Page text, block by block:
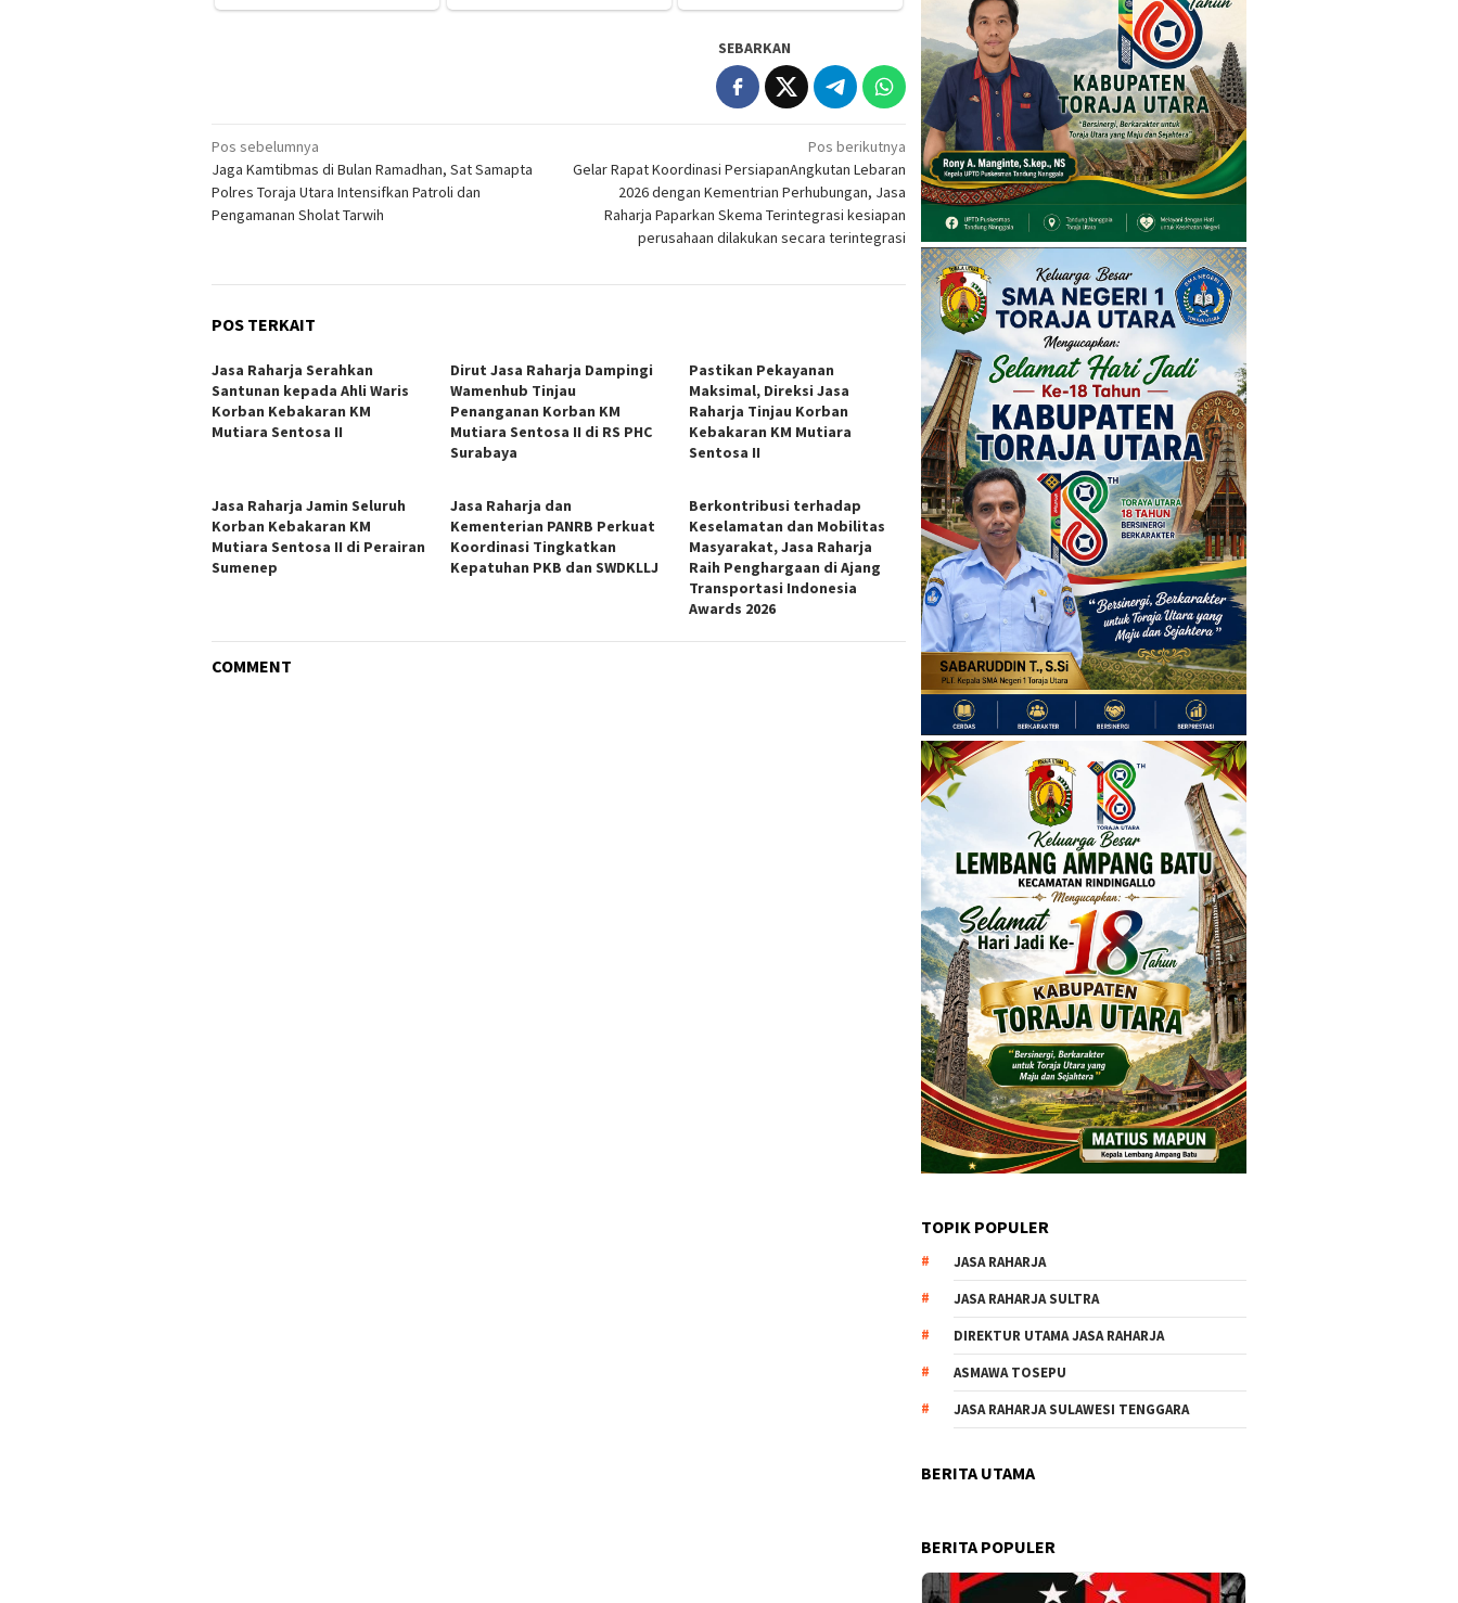
SEBARKAN
Navigasi
pos
Pos sebelumnya
Jaga Kamtibmas di Bulan Ramadhan, Sat Samapta
Polres Toraja Utara Intensifkan Patroli dan
Pengamanan Sholat Tarwih
Pos berikutnya
Gelar Rapat Koordinasi PersiapanAngkutan Lebaran
2026 dengan Kementrian Perhubungan, Jasa
Raharja Paparkan Skema Terintegrasi kesiapan
perusahaan dilakukan secara terintegrasi
POS TERKAIT
Jasa Raharja Serahkan
Santunan kepada Ahli Waris
Korban Kebakaran KM
Mutiara Sentosa II
Dirut Jasa Raharja Dampingi
Wamenhub Tinjau
Penanganan Korban KM
Mutiara Sentosa II di RS PHC
Surabaya
Pastikan Pekayanan
Maksimal, Direksi Jasa
Raharja Tinjau Korban
Kebakaran KM Mutiara
Sentosa II
Jasa Raharja Jamin Seluruh
Korban Kebakaran KM
Mutiara Sentosa II di Perairan
Sumenep
Jasa Raharja dan
Kementerian PANRB Perkuat
Koordinasi Tingkatkan
Kepatuhan PKB dan SWDKLLJ
Berkontribusi terhadap
Keselamatan dan Mobilitas
Masyarakat, Jasa Raharja
Raih Penghargaan di Ajang
Transportasi Indonesia
Awards 2026
COMMENT
TOPIK POPULER
JASA RAHARJA
JASA RAHARJA SULTRA
DIREKTUR UTAMA JASA RAHARJA
ASMAWA TOSEPU
JASA RAHARJA SULAWESI TENGGARA
BERITA UTAMA
BERITA POPULER